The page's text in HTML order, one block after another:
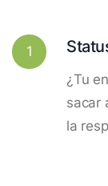
1
¿Tu
sacar
la